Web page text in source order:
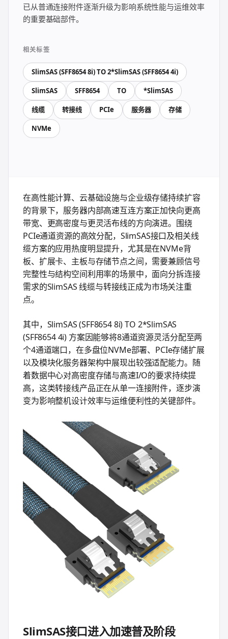
已从普通连接附件逐渐升级为影响系统性能与运维效率
的重要基础部件。
相关标签
SlimSAS (SFF8654 8i) TO 2*SlimSAS (SFF8654 4i)
SlimSAS SFF8654 TO *SlimSAS
线缆 转接线 PCIe 服务器 存储
NVMe
在高性能计算、云基础设施与企业级存储持续扩容
的背景下，服务器内部高速互连方案正加快向更高
带宽、更高密度与更灵活布线的方向演进。围绕
PCIe通道资源的高效分配，SlimSAS接口及相关线
缆方案的应用热度明显提升，尤其是在NVMe背
板、扩展卡、主板与存储节点之间，需要兼顾信号
完整性与结构空间利用率的场景中，面向分拆连接
需求的SlimSAS 线缆与转接线正成为市场关注重
点。
其中，SlimSAS (SFF8654 8i) TO 2*SlimSAS
(SFF8654 4i) 方案因能够将8通道资源灵活分配至两
个4通道端口，在多盘位NVMe部署、PCIe存储扩展
以及模块化服务器架构中展现出较强适配能力。随
着数据中心对高密度存储与高速I/O的要求持续提
高，这类转接线产品正在从单一连接附件，逐步演
变为影响整机设计效率与运维便利性的关键部件。
SlimSAS接口进入加速普及阶段